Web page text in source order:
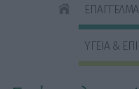
ΥΓΕΙΑ &